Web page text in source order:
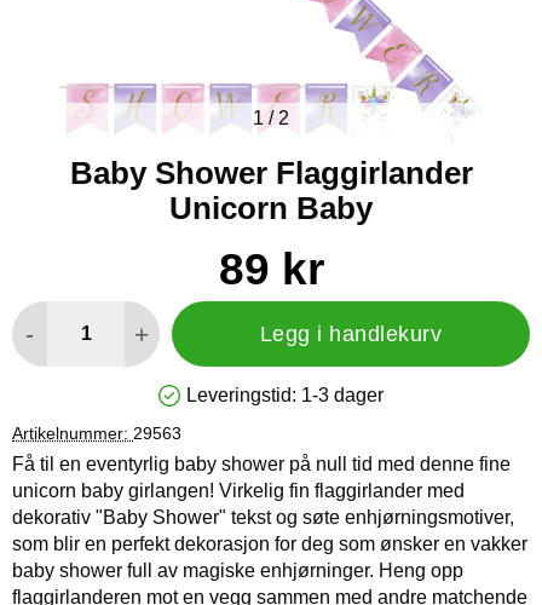
1 / 2
Baby Shower Flaggirlander
Unicorn Baby
Handle dette produktet, Baby Shower Flaggirlander Unicorn
pris
89 kr
- + Legg i handlekurv
Produkttilgjengelighet: På lager
Leveringstid: 1-3 dager
Artikelnummer: 29563
Få til en eventyrlig baby shower på null tid med denne fine
unicorn baby girlangen! Virkelig fin flaggirlander med
dekorativ "Baby Shower" tekst og søte enhjørningsmotiver,
som blir en perfekt dekorasjon for deg som ønsker en vakker
baby shower full av magiske enhjørninger. Heng opp
flaggirlanderen mot en vegg sammen med andre matchende